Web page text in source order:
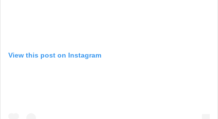
View this post on Instagram